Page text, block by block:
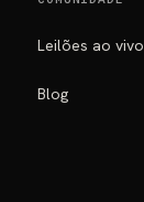
Leilões ao vivo
Blog